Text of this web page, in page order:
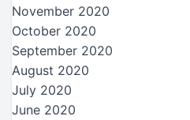
November 2020
October 2020
September 2020
August 2020
July 2020
June 2020